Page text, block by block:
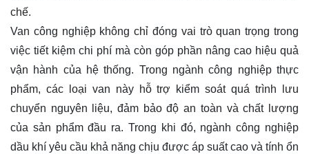
chế.
Van công nghiệp không chỉ đóng vai trò quan trọng trong
việc tiết kiệm chi phí mà còn góp phần nâng cao hiệu quả
vận hành của hệ thống. Trong ngành công nghiệp thực
phẩm, các loại van này hỗ trợ kiểm soát quá trình lưu
chuyển nguyên liệu, đảm bảo độ an toàn và chất lượng
của sản phẩm đầu ra. Trong khi đó, ngành công nghiệp
dầu khí yêu cầu khả năng chịu được áp suất cao và tính ổn